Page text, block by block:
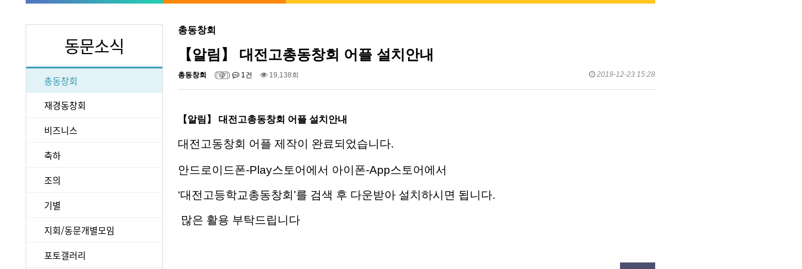
동문소식
총동창회
재경동창회
비즈니스
축하
조의
기별
지회/동문개별모임
포토갤러리
총동창회
【알림】 대전고총동창회 어플 설치안내
총동창회 ( ) 1건 19,138회 2019-12-23 15:28
【알림】 대전고총동창회 어플 설치안내
대전고동창회 어플 제작이 완료되었습니다.
안드로이드폰-Play스토어에서 아이폰-App스토어에서
‘대전고등학교총동창회’를 검색 후 다운받아 설치하시면 됩니다.
많은 활용 부탁드립니다